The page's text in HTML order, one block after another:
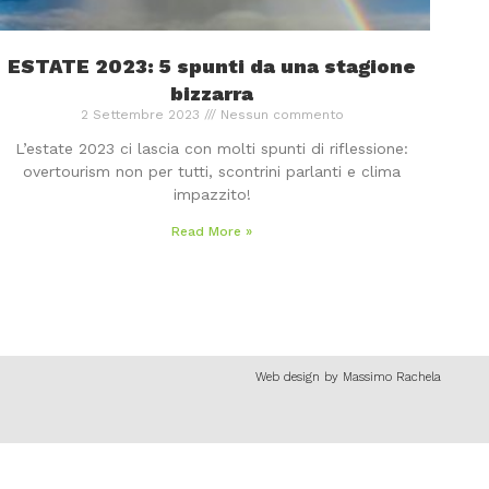
ESTATE 2023: 5 spunti da una stagione
bizzarra
2 Settembre 2023 Nessun commento
L’estate 2023 ci lascia con molti spunti di riflessione:
overtourism non per tutti, scontrini parlanti e clima
impazzito!
Read More »
Web design by Massimo Rachela